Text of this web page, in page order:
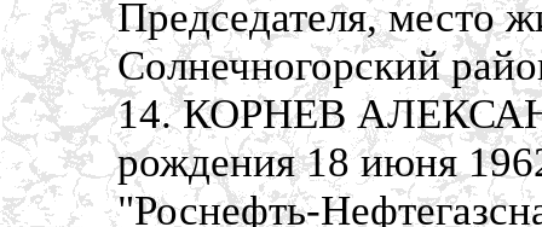
Председателя, место
Солнечногорский
14. КОРНЕВ
рождения 18 июня
"Роснефть-